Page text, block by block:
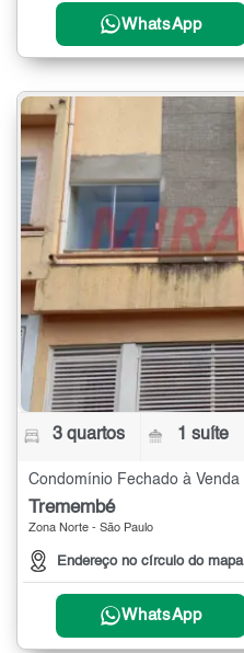
WhatsApp
3 quartos 1 suíte
Tremembé
Zona Norte - São Paulo
Endereço no círculo do mapa
WhatsApp